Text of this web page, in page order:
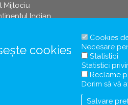
Mijlociu
Indian
cookies
Cookies
Necesare
Statistici
Statistici
Reclame
Dorim să vă
Salvare